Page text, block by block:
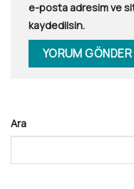
e-posta adresim ve
kaydedilsin.
Ara